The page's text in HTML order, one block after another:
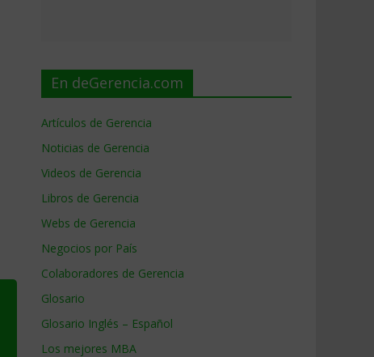
En deGerencia.com
Artículos de Gerencia
Noticias de Gerencia
Videos de Gerencia
Libros de Gerencia
Webs de Gerencia
Negocios por País
Colaboradores de Gerencia
Glosario
Glosario Inglés – Español
Los mejores MBA